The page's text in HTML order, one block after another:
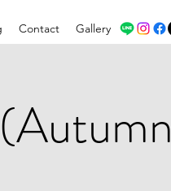
Contact Gallery